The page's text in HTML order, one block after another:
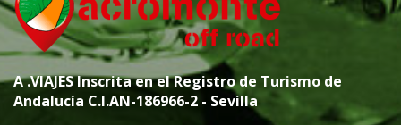
A.VIAJESInscrita en el Registro de Turismo de
Andalucía C.I.AN-186966-2 - Sevilla